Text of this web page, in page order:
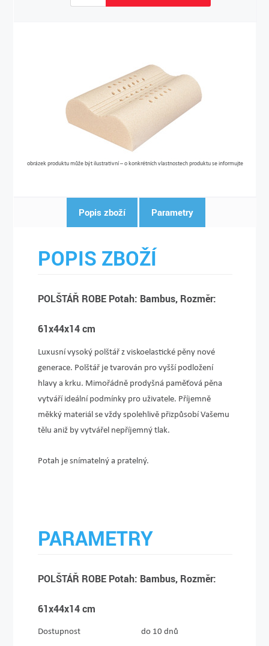
obrázek produktu může být ilustrativní – o konkrétních vlastnostech produktu se informujte
Popis zboží Parametry
POPIS ZBOŽÍ
POLŠTÁŘ ROBE Potah: Bambus, Rozměr:
61x44x14 cm
Luxusní vysoký polštář z viskoelastické pěny nové
generace. Polštář je tvarován pro vyšší podložení
hlavy a krku. Mimořádně prodyšná paměťová pěna
vytváří ideální podmínky pro uživatele. Příjemně
měkký materiál se vždy spolehlivě přiz­působí Vašemu
tělu aniž by vytvářel nepříjemný tlak.
Potah je snímatelný a pratelný.
PARAMETRY
POLŠTÁŘ ROBE Potah: Bambus, Rozměr:
61x44x14 cm
Dostupnost do 10 dnů